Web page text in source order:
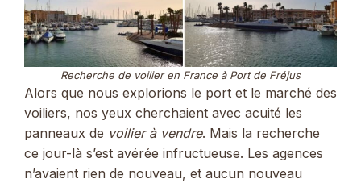
Recherche de voilier en France à Port de Fréjus
Alors que nous explorions le port et le marché des
voiliers, nos yeux cherchaient avec acuité les
panneaux de voilier à vendre. Mais la recherche
ce jour-là s’est avérée infructueuse. Les agences
n’avaient rien de nouveau, et aucun nouveau